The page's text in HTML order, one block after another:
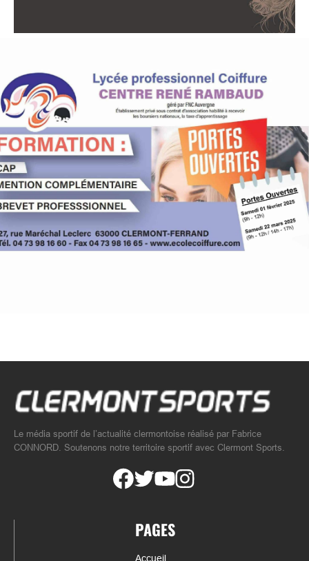
Le média sportif de l’actualité clermontoise réalisé par Fabrice
CONNORD. Soutenons notre territoire sportif avec Clermont Sports.
PAGES
Accueil